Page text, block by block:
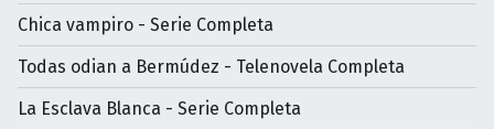
Chica vampiro - Serie Completa
Todas odian a Bermúdez - Telenovela Completa
La Esclava Blanca - Serie Completa